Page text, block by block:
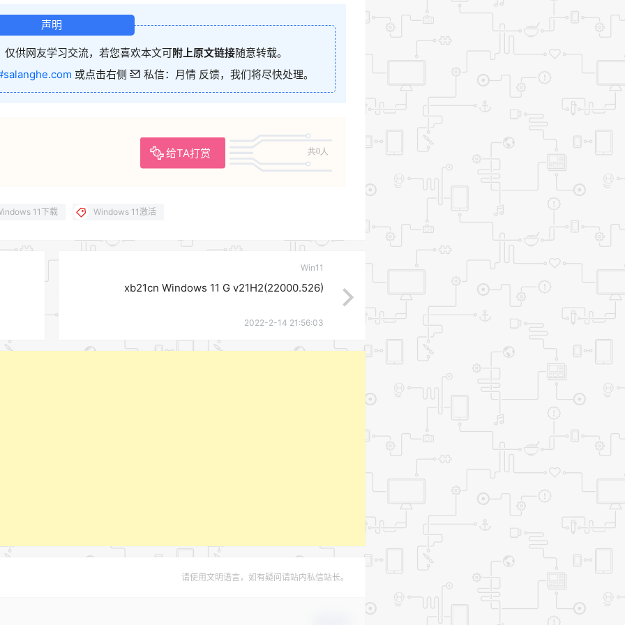
声明
供网友学习交流，若您喜欢本文可附上原文链接随意转载。
或点击右侧 私信：月情 反馈，我们将尽快处理。
给TA打赏 共0人
11下载 Windows 11激活
Win11
xb21cn Windows 11 G v21H2(22000.526)
2022-2-14 21:56:03
请使用文明语言，如有疑问请站内私信站长。